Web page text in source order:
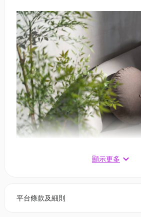
Cave Spa & Massage精心設計一系
澤。在按摩旅程開始之前，專業理
顯示更多
平台條款及細則